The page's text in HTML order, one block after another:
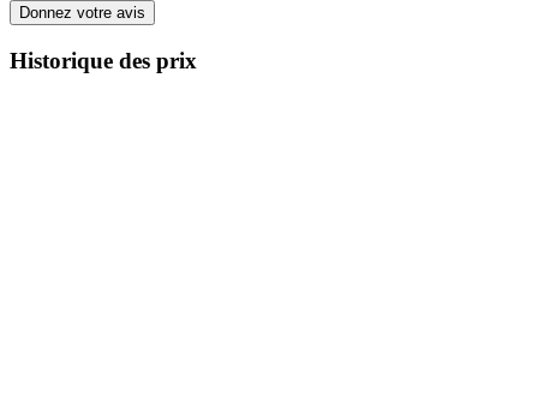
Donnez votre avis
Historique des prix